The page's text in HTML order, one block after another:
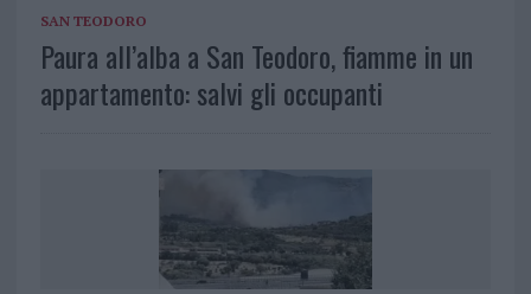
SAN TEODORO
Paura all’alba a San Teodoro, fiamme in un
appartamento: salvi gli occupanti